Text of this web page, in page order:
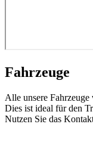
Fahrzeuge
Alle unsere Fahrzeuge
Dies ist ideal für den
Nutzen Sie das